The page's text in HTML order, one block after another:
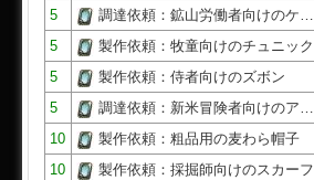
5
調達依頼：鉱山労働者向けのケ…
5
製作依頼：牧童向けのチュニック
5
製作依頼：侍者向けのズボン
5
調達依頼：新米冒険者向けのア…
10
製作依頼：粗品用の麦わら帽子
10
製作依頼：採掘師向けのスカーフ